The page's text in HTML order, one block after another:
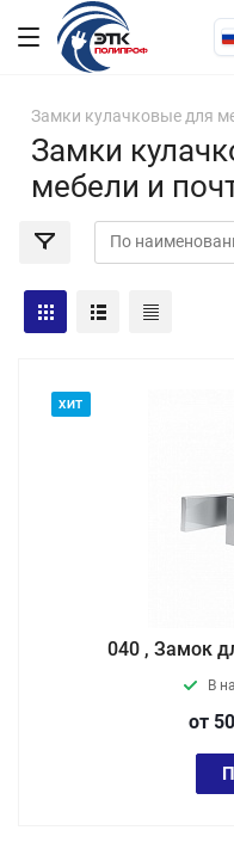
Замки кулачковые для
Замки
мебели и
ХИТ
040 , Замок
В
от